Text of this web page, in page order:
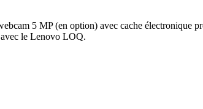
5 MP (en option) avec cache électronique
le Lenovo LOQ.